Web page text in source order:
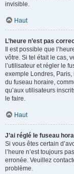
invisible.
Haut
L’heure n’est pas
Il est possible que
vôtre. Si tel était le cas,
l’utilisateur et régler le
exemple Londres, Paris,
du fuseau horaire,
qu’aux utilisateurs
le faire.
Haut
J’ai réglé le fuseau
Si vous êtes certain
l’heure n’est toujours
erronée. Veuillez
problème.